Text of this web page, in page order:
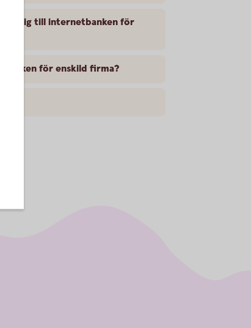
mig till internetbanken för
för enskild firma?